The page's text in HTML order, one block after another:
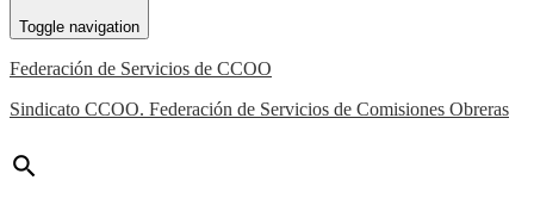
Toggle navigation
Federación de Servicios de CCOO
Sindicato CCOO. Federación de Servicios de Comisiones Obreras
search